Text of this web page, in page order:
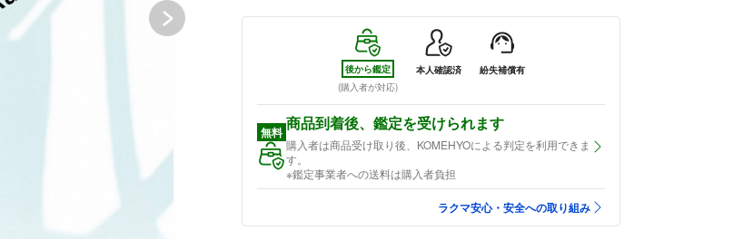
後から鑑定
(購入者が対応)
本人確認済 紛失補償有
無料 商品到着後、鑑定を受けられます
購入者は商品受け取り後、KOMEHYOによる判定を利用できま
す。
※鑑定事業者への送料は購入者負担
ラクマ安心・安全への取り組み